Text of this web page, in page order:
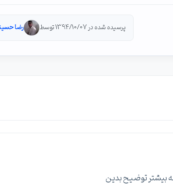
پرسیده شده در 1394/10/07 توسط رضا